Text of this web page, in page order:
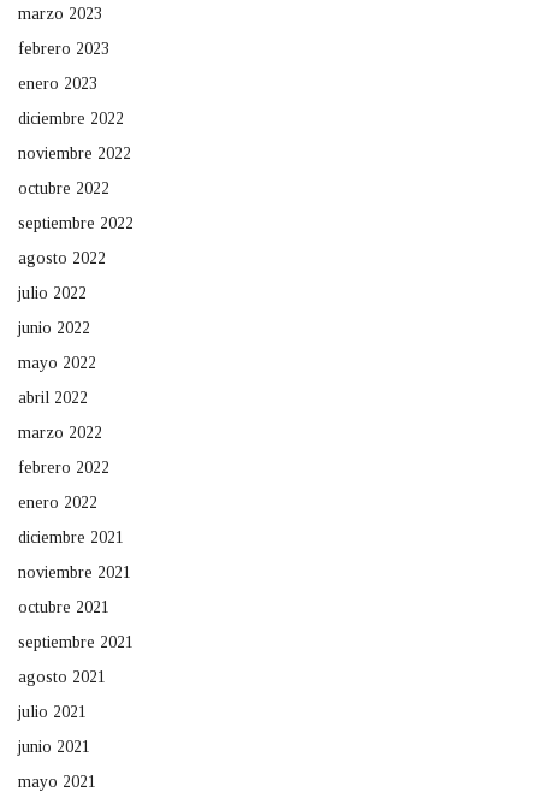
marzo 2023
febrero 2023
enero 2023
diciembre 2022
noviembre 2022
octubre 2022
septiembre 2022
agosto 2022
julio 2022
junio 2022
mayo 2022
abril 2022
marzo 2022
febrero 2022
enero 2022
diciembre 2021
noviembre 2021
octubre 2021
septiembre 2021
agosto 2021
julio 2021
junio 2021
mayo 2021